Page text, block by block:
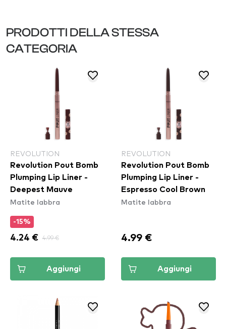
PRODOTTI DELLA STESSA
CATEGORIA
REVOLUTION
Revolution Pout Bomb
Plumping Lip Liner -
Deepest Mauve
Matite labbra
-15%
4.24 € 4.99 €
Aggiungi
REVOLUTION
Revolution Pout Bomb
Plumping Lip Liner -
Espresso Cool Brown
Matite labbra
4.99 €
Aggiungi